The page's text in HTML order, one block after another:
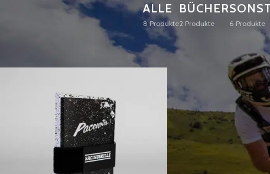
ALLE
8 Produkte
BÜCHER
2 Produkte 6 Produkte
English version